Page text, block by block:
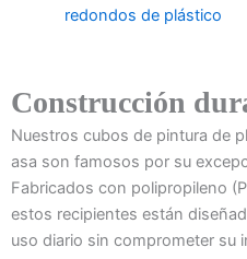
redondos de plástico
Construcción
Nuestros cubos de pintura de
asa son famosos por su
Fabricados con polipropileno
estos recipientes están
uso diario sin comprometer su